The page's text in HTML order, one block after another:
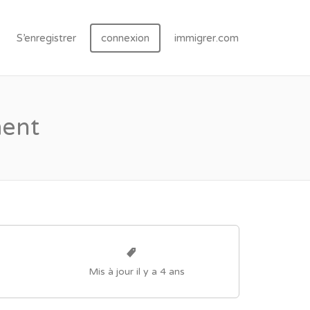
S’enregistrer connexion immigrer.com
Mis à jour il y a 4 ans